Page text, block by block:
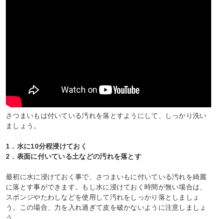
さつまいもは付いている汚れを落とすようにして、しっかり洗い
ましょう。
1．水に10分程浸けておく
2．表面に付いている土などの汚れを落とす
最初に水に浸けておく事で、さつまいもに付いている汚れを綺麗
に落とす事ができます。もし水に浸けておく時間が無い場合は、
スポンジやたわしなどを使用して汚れをしっかり落としましょ
う。この場合、力を入れ過ぎて皮を破かないように注意しましょ
う。